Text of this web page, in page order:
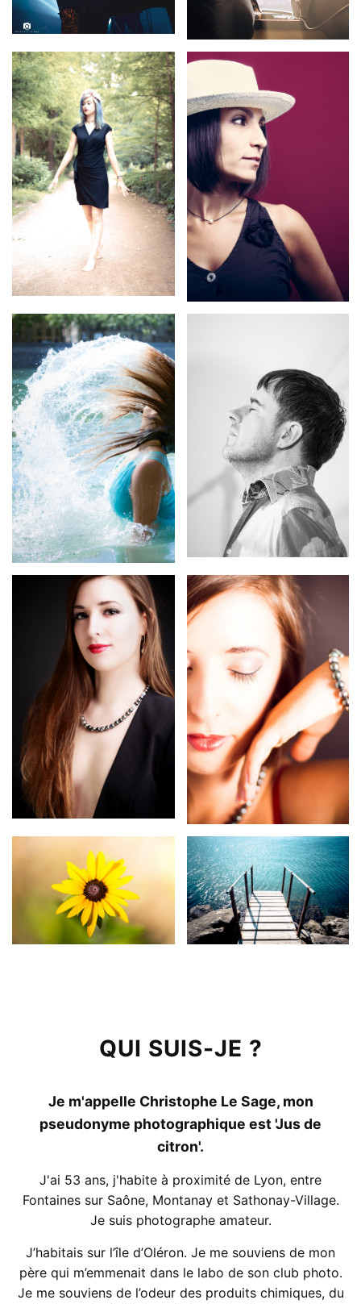
QUI SUIS-JE ?
Je m'appelle Christophe Le Sage, mon
pseudonyme photographique est 'Jus de
citron'.
J'ai 53 ans, j'habite à proximité de Lyon, entre
Fontaines sur Saône, Montanay et Sathonay-Village.
Je suis photographe amateur.
J’habitais sur l’île d’Oléron. Je me souviens de mon
père qui m’emmenait dans le labo de son club photo.
Je me souviens de l’odeur des produits chimiques, du